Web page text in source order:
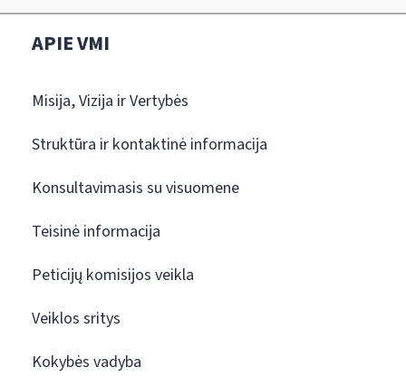
APIE VMI
Misija, Vizija ir Vertybės
Struktūra ir kontaktinė informacija
Konsultavimasis su visuomene
Teisinė informacija
Peticijų komisijos veikla
Veiklos sritys
Kokybės vadyba